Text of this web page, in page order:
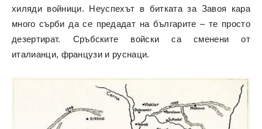
хиляди войници. Неуспехът в битката за Завоя кара
много сърби да се предадат на българите – те просто
дезертират. Сръбските войски са сменени от
италианци, французи и руснаци.